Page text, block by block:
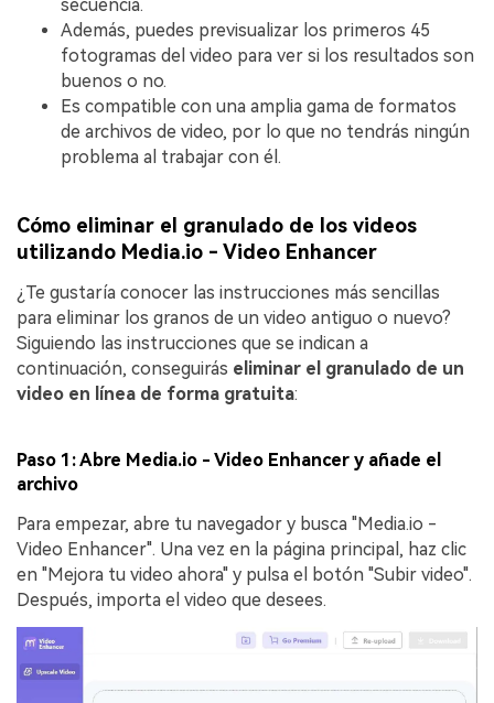
secuencia.
Además, puedes previsualizar los primeros 45
fotogramas del video para ver si los resultados son
buenos o no.
Es compatible con una amplia gama de formatos
de archivos de video, por lo que no tendrás ningún
problema al trabajar con él.
Cómo eliminar el granulado de los videos
utilizando Media.io - Video Enhancer
¿Te gustaría conocer las instrucciones más sencillas
para eliminar los granos de un video antiguo o nuevo?
Siguiendo las instrucciones que se indican a
continuación, conseguirás eliminar el granulado de un
video en línea de forma gratuita:
Paso 1: Abre Media.io - Video Enhancer y añade el
archivo
Para empezar, abre tu navegador y busca "Media.io -
Video Enhancer". Una vez en la página principal, haz clic
en "Mejora tu video ahora" y pulsa el botón "Subir video".
Después, importa el video que desees.